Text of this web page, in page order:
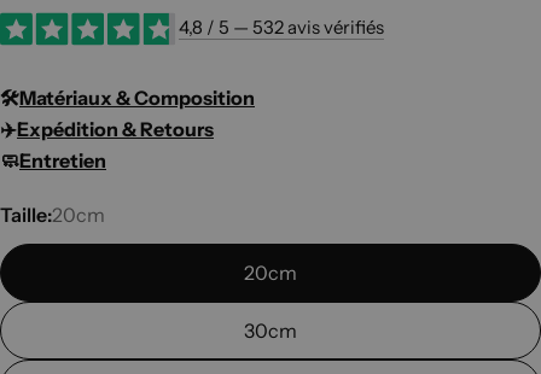
régulier
4,8 / 5 — 532 avis vérifiés
🛠️​Matériaux & Composition
✈️​Expédition & Retours
🧼Entretien
Taille:20cm
20cm
30cm